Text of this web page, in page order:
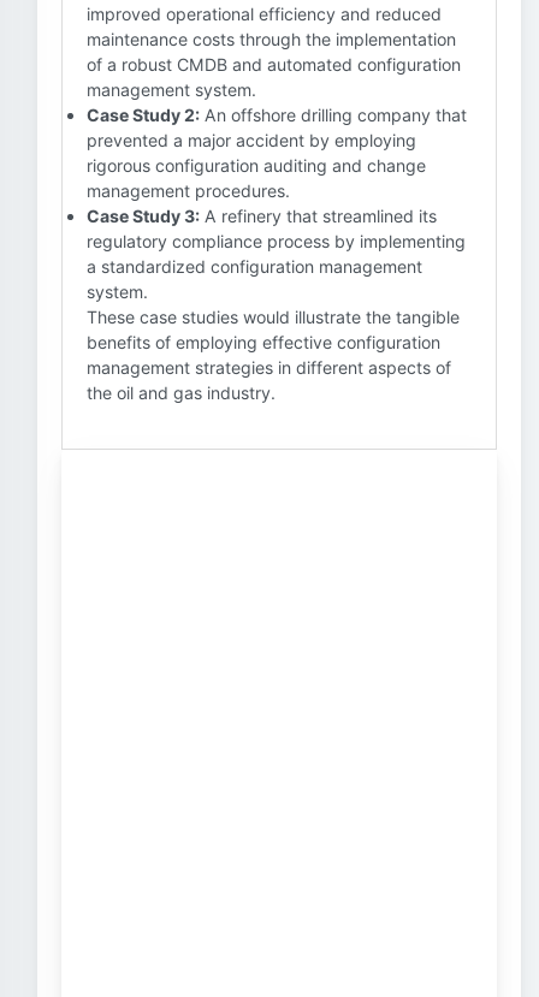
improved operational efficiency and reduced
maintenance costs through the implementation
of a robust CMDB and automated configuration
management system.
Case Study 2: An offshore drilling company that
prevented a major accident by employing
rigorous configuration auditing and change
management procedures.
Case Study 3: A refinery that streamlined its
regulatory compliance process by implementing
a standardized configuration management
system.
These case studies would illustrate the tangible
benefits of employing effective configuration
management strategies in different aspects of
the oil and gas industry.